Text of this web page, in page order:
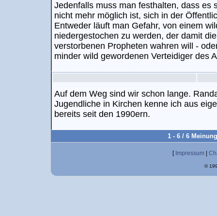
Jedenfalls muss man festhalten, dass es
nicht mehr möglich ist, sich in der
Entweder läuft man Gefahr, von einem
niedergestochen zu werden, der damit
verstorbenen Propheten wahren will -
minder wild gewordenen Verteidiger des
Auf dem Weg sind wir schon lange.
Jugendliche in Kirchen kenne ich aus
bereits seit den 1990ern.
1 - 6 / 6
[ Impressum
©